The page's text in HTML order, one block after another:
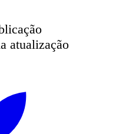
atualização